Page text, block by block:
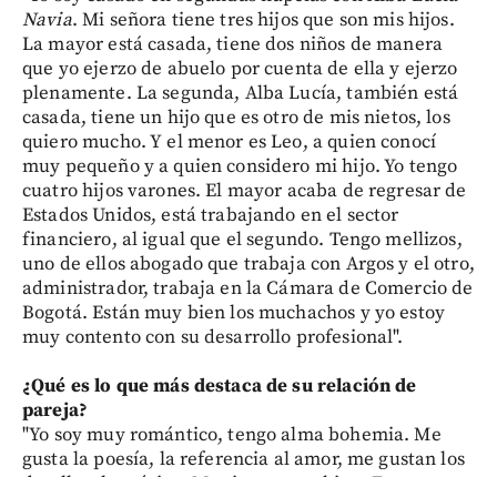
Navia. Mi señora tiene tres hijos que son mis hijos.
La mayor está casada, tiene dos niños de manera
que yo ejerzo de abuelo por cuenta de ella y ejerzo
plenamente. La segunda, Alba Lucía, también está
casada, tiene un hijo que es otro de mis nietos, los
quiero mucho. Y el menor es Leo, a quien conocí
muy pequeño y a quien considero mi hijo. Yo tengo
cuatro hijos varones. El mayor acaba de regresar de
Estados Unidos, está trabajando en el sector
financiero, al igual que el segundo. Tengo mellizos,
uno de ellos abogado que trabaja con Argos y el otro,
administrador, trabaja en la Cámara de Comercio de
Bogotá. Están muy bien los muchachos y yo estoy
muy contento con su desarrollo profesional".
¿Qué es lo que más destaca de su relación de
pareja?
"Yo soy muy romántico, tengo alma bohemia. Me
gusta la poesía, la referencia al amor, me gustan los